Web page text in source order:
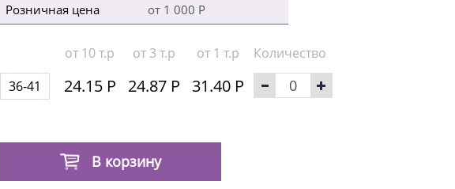
Розничная цена
от 1 000 Р
от 10 т.р от 3 т.р от 1 т.р
Количество
36-41
24.15 Р 24.87 Р 31.40 Р
В корзину